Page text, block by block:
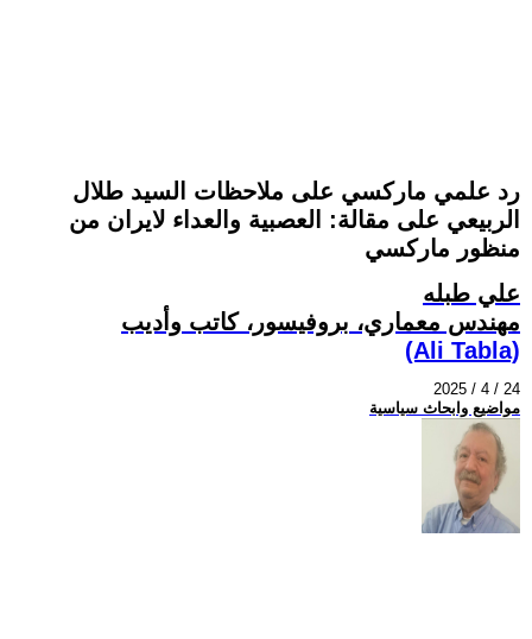
رد علمي ماركسي على ملاحظات السيد طلال
الربيعي على مقالة: العصبية والعداء لايران من
منظور ماركسي
علي طبله
مهندس معماري، بروفيسور، كاتب وأديب
(Ali Tabla)
2025 / 4 / 24
مواضيع وابحاث سياسية